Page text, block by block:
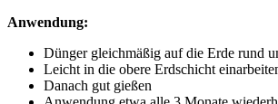
Anwendung:
Dünger gleichmäßig auf die Erde rund
Leicht in die obere Erdschicht
Danach gut gießen